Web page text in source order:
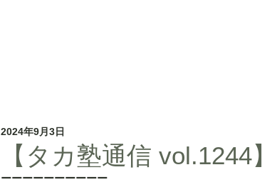
【タカ塾通信 vol.1244
2024年9月3日
ーーーーーーーーーー